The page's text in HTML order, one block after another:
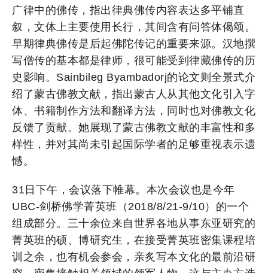
广律中的佛传，指出律典佛传内容表达多平铺直
叙，文体上主要使用长行，其间含有问答体偈颂。
早期律典佛传是后起佛陀传记的重要来源。汉地撰
写僧传的基本都是律师，很可能受到律藏佛传的历
史影响。Sainbileg Byambadorj的论文则全景式介
绍了蒙古佛教文献，指出蒙古人从其他文化引入字
体、书籍制作方法和翻译方法，同时也对佛教文化
反馈了贡献。她展现了蒙古佛教文献的丰富性和多
样性，并对其尚未引起国际学者的足够重视表示遗
憾。
31日下午，会议落下帷幕。本次会议也是今年
UBC-剑桥佛学菁英班（2018/8/21-9/10）的一个
组成部分。三十余位来自世界各地从事东亚研究的
菁英班的硕、博研究生，在接受菁英班密集课程培
训之余，也有机会参会，亲炙写本文化的最前沿研